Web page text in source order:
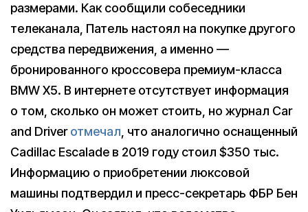
размерами. Как сообщили собеседники
телеканала, Патель настоял на покупке другого
средства передвижения, а именно —
бронированного кроссовера премиум-класса
BMW X5. В интернете отсутствует информация
о том, сколько он может стоить, но журнал Car
and Driverотмечал, что аналогично оснащенный
Cadillac Escalade в 2019 году стоил $350 тыс.
Информацию о приобретении люксовой
машины подтвердил и пресс-секретарь ФБР Бен